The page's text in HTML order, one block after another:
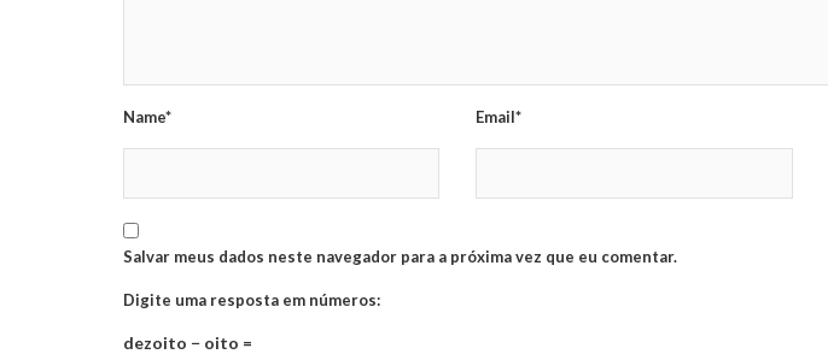
Name* Email*
Salvar meus dados neste navegador para a próxima vez que eu comentar.
Digite uma resposta em números:
dezoito − oito =